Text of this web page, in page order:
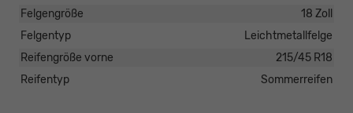
Felgengröße
18 Zoll
Felgentyp
Leichtmetallfelge
Reifengröße vorne
215/45 R18
Reifentyp
Sommerreifen